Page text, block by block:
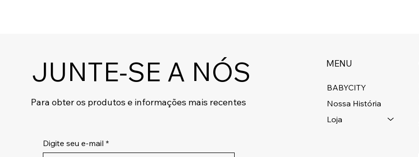
JUNTE-SE A NÓS
Para obter os produtos e informações mais recentes
Digite seu e-mail *
MENU
BABYCITY
Nossa História
Loja